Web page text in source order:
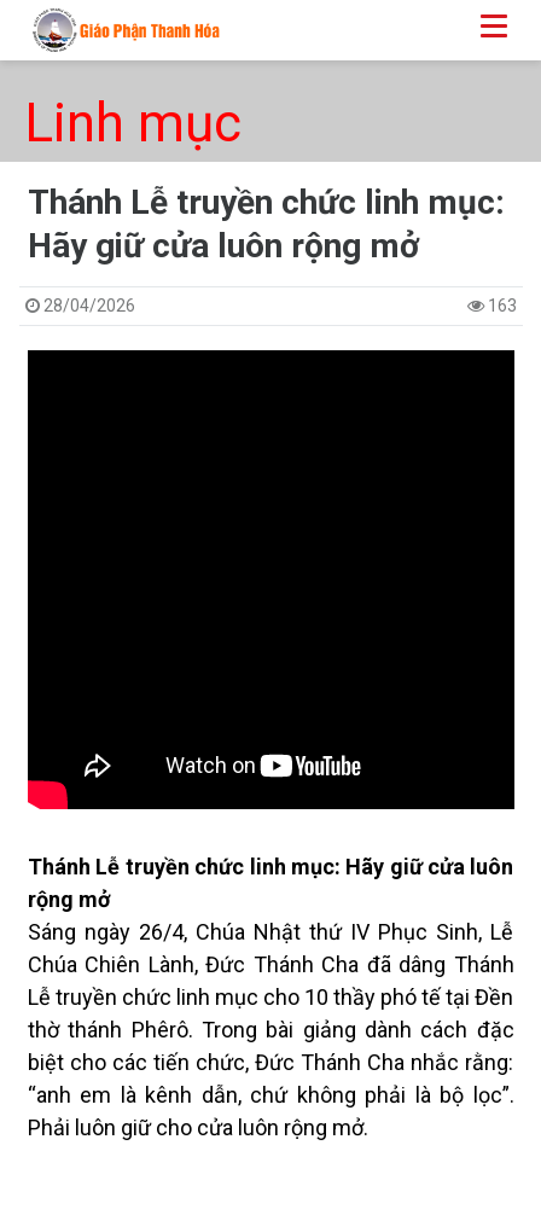
Linh mục
Thánh Lễ truyền chức linh mục:
Hãy giữ cửa luôn rộng mở
28/04/2026 163
Thánh Lễ truyền chức linh mục: Hãy giữ cửa luôn
rộng mở
Sáng ngày 26/4, Chúa Nhật thứ IV Phục Sinh, Lễ
Chúa Chiên Lành, Đức Thánh Cha đã dâng Thánh
Lễ truyền chức linh mục cho 10 thầy phó tế tại Đền
thờ thánh Phêrô. Trong bài giảng dành cách đặc
biệt cho các tiến chức, Đức Thánh Cha nhắc rằng:
“anh em là kênh dẫn, chứ không phải là bộ lọc”.
Phải luôn giữ cho cửa luôn rộng mở.